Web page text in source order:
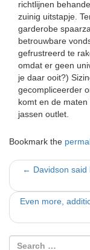
richtlijnen
zuinig uitstapje.
garderobe
betrouwbare
gefrustreerd te
omdat er geen
je daar ooit?)
gecompliceerder
komt en de
jassen outlet.
Bookmark the
Post
← Davidson
Even more,